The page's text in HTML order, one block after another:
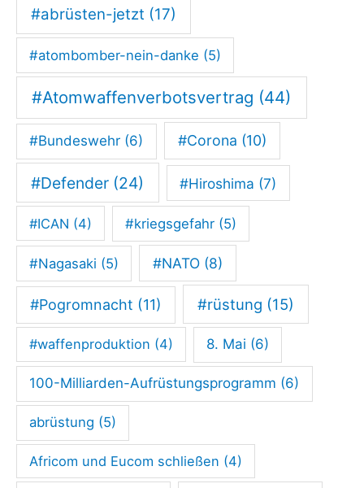
#abrüsten-jetzt (17)
#atombomber-nein-danke (5)
#Atomwaffenverbotsvertrag (44)
#Bundeswehr (6) #Corona (10)
#Defender (24) #Hiroshima (7)
#ICAN (4) #kriegsgefahr(5)
#Nagasaki (5) #NATO(8)
#Pogromnacht (11) #rüstung (15)
#waffenproduktion (4) 8. Mai (6)
100-Milliarden-Aufrüstungsprogramm (6)
abrüstung (5)
Africom und Eucom schließen (4)